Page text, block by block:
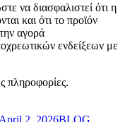
να διασφαλιστεί ότι η
και ότι το προϊόν
αγορά
ενδείξεων με
πληροφορίες.
April 2, 2026BLOG